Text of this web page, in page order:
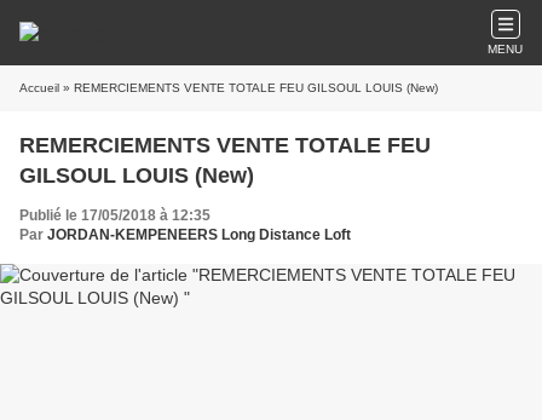
MENU
Accueil » REMERCIEMENTS VENTE TOTALE FEU GILSOUL LOUIS (New)
REMERCIEMENTS VENTE TOTALE FEU
GILSOUL LOUIS (New)
Publié le 17/05/2018 à 12:35
Par JORDAN-KEMPENEERS Long Distance Loft